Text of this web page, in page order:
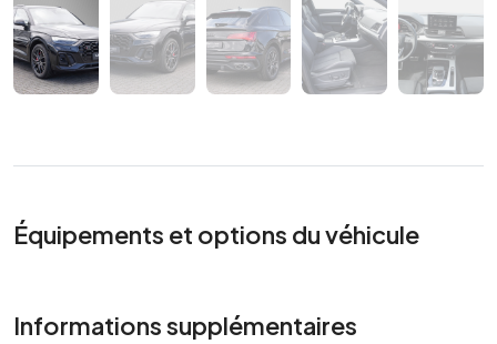
Équipements et options du véhicule
Informations supplémentaires